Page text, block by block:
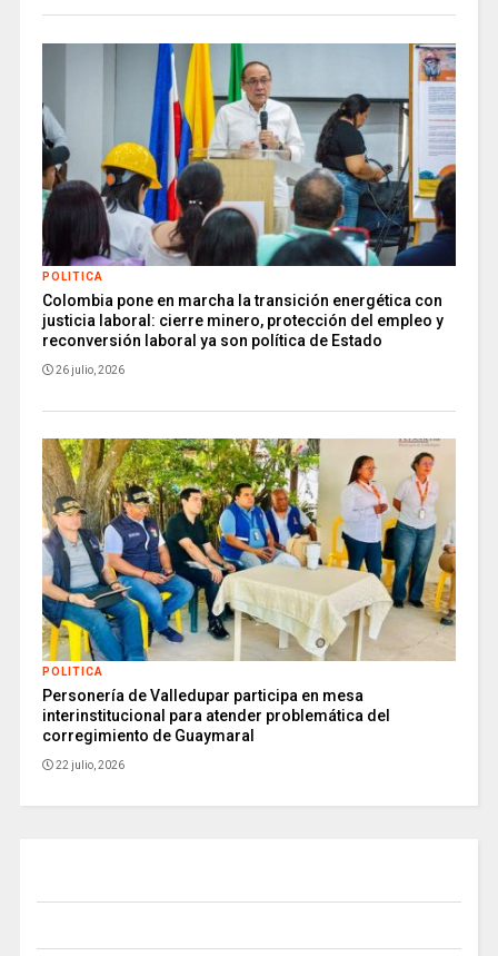
POLITICA
Colombia pone en marcha la transición energética con
justicia laboral: cierre minero, protección del empleo y
reconversión laboral ya son política de Estado
26 julio, 2026
POLITICA
Personería de Valledupar participa en mesa
interinstitucional para atender problemática del
corregimiento de Guaymaral
22 julio, 2026